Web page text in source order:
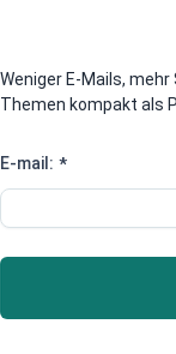
oder
Überblick.
Weniger E-Mails,
Themen kompakt als
E-mail: *